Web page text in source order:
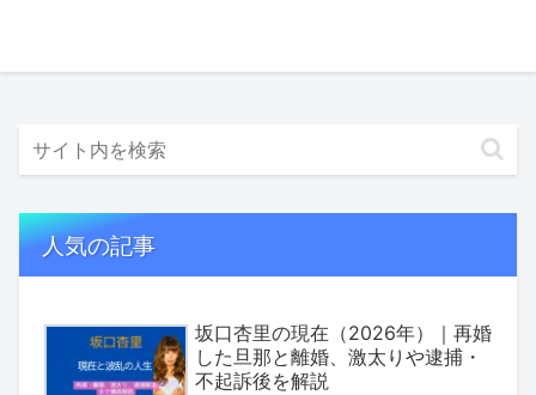
人気の記事
坂口杏里の現在（2026年）｜再婚
した旦那と離婚、激太りや逮捕・
不起訴後を解説